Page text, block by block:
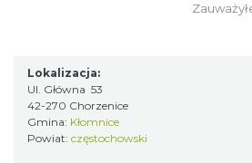
Lokalizacja:
Ul. Główna 53
42-270 Chorzenice
Gmina: Kłomnice
Powiat: częstochowski